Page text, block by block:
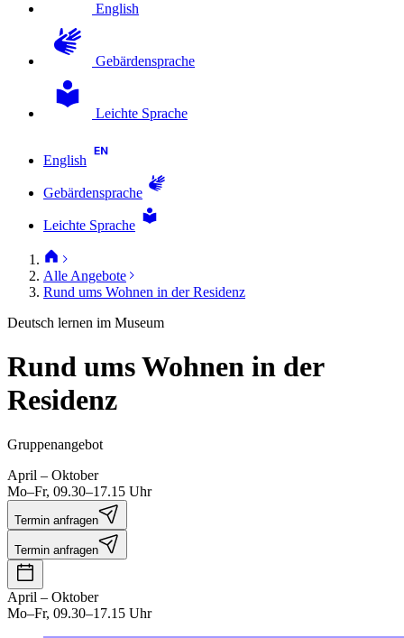
English
Gebärdensprache
Leichte Sprache
English
Gebärdensprache
Leichte Sprache
Alle Angebote
Rund ums Wohnen in der Residenz
Deutsch lernen im Museum
Rund ums Wohnen in der
Residenz
Gruppenangebot
April – Oktober
Mo–Fr, 09.30–17.15 Uhr
Termin anfragen
Termin anfragen
April – Oktober
Mo–Fr, 09.30–17.15 Uhr